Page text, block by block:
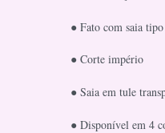
● Fato com saia
● Corte império
● Saia em tule
● Disponível em 4